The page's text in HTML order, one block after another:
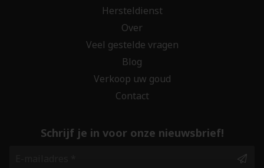
Hersteldienst
Over
Veel gestelde vragen
Blog
Verkoop uw goud
Contact
Schrijf je in voor onze nieuwsbrief!